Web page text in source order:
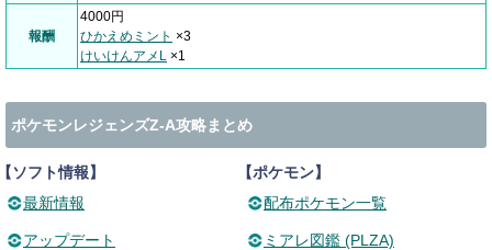
報酬
4000円
ひかえめミント ×3
けいけんアメL ×1
ポケモンレジェンズZ-A攻略まとめ
ソフト情報】
最新情報
アップデート
【ポケモン】
配布ポケモン一覧
ミアレ図鑑 (PLZA)